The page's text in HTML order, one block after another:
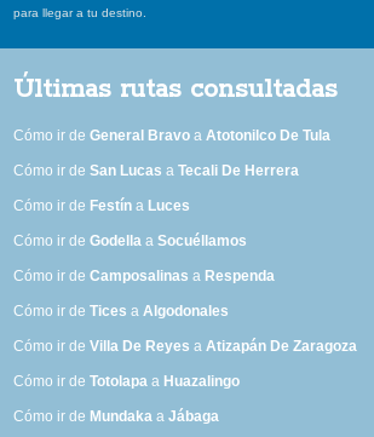
para llegar a tu destino.
Últimas rutas consultadas
Cómo ir deGeneral Bravo aAtotonilco De Tula
Cómo ir deSan Lucas aTecali De Herrera
Cómo ir de Festín a Luces
Cómo ir deGodella aSocuéllamos
Cómo ir deCamposalinas a Respenda
Cómo ir deTices aAlgodonales
Cómo ir deVilla De Reyes aAtizapán De Zaragoza
Cómo ir deTotolapa a Huazalingo
Cómo ir de Mundaka aJábaga